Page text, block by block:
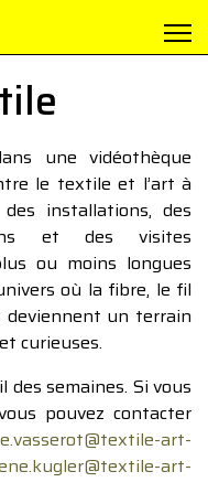
une vidéothèque
le textile et l’art à
installations, des
et des visites
ou moins longues
où la fibre, le fil
deviennent un terrain
curieuses.
semaines. Si vous
pouvez contacter
art-
art-